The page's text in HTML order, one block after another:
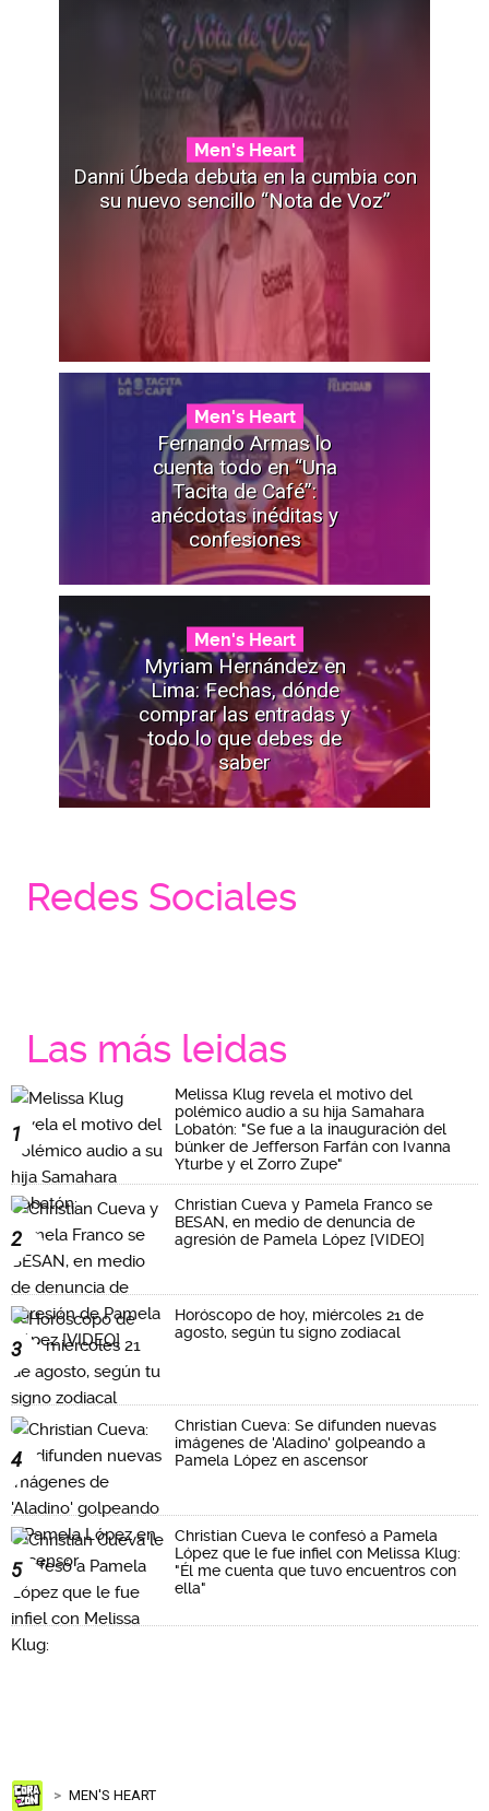
Men's Heart
Danni Úbeda debuta en la cumbia con
su nuevo sencillo “Nota de Voz”
Men's Heart
Fernando Armas lo
cuenta todo en “Una
Tacita de Café”:
anécdotas inéditas y
confesiones
Men's Heart
Myriam Hernández en
Lima: Fechas, dónde
comprar las entradas y
todo lo que debes de
saber
Redes Sociales
Las más leidas
1
Melissa Klug revela el motivo del
polémico audio a su hija Samahara
Lobatón: "Se fue a la inauguración del
búnker de Jefferson Farfán con Ivanna
Yturbe y el Zorro Zupe"
2
Christian Cueva y Pamela Franco se
BESAN, en medio de denuncia de
agresión de Pamela López [VIDEO]
3
Horóscopo de hoy, miércoles 21 de
agosto, según tu signo zodiacal
4
Christian Cueva: Se difunden nuevas
imágenes de 'Aladino' golpeando a
Pamela López en ascensor
5
Christian Cueva le confesó a Pamela
López que le fue infiel con Melissa Klug:
"Él me cuenta que tuvo encuentros con
ella"
MEN'S HEART